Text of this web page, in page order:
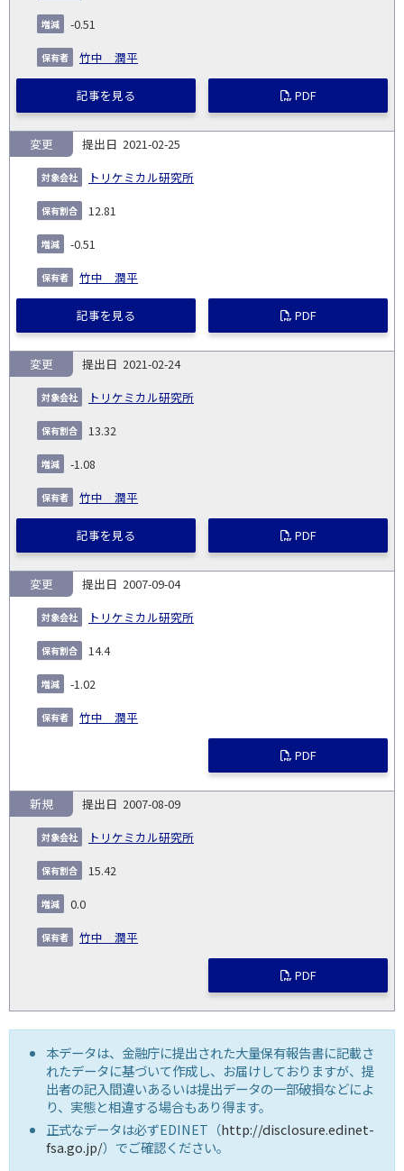
-0.51
竹中 潤平
記事を見る PDF
2021-02-25
トリケミカル研究所
変更
12.81
-0.51
竹中 潤平
記事を見る PDF
2021-02-24
トリケミカル研究所
変更
13.32
-1.08
竹中 潤平
記事を見る PDF
2007-09-04
トリケミカル研究所
変更
14.4
-1.02
竹中 潤平
PDF
2007-08-09
トリケミカル研究所
新規
15.42
0.0
竹中 潤平
PDF
本データは、金融庁に提出された大量保有報告書に記載さ
れたデータに基づいて作成し、お届けしておりますが、提
出者の記入間違いあるいは提出データの一部破損などによ
り、実態と相違する場合もあり得ます。
正式なデータは必ずEDINET（http://disclosure.edinet-
fsa.go.jp/）でご確認ください。